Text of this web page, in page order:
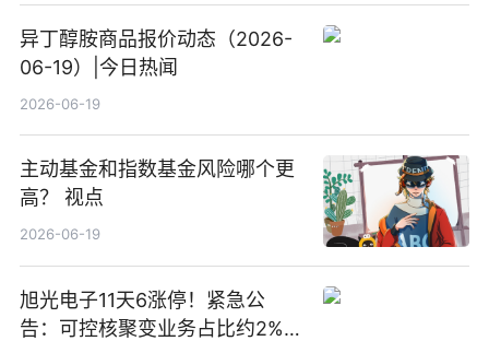
异丁醇胺商品报价动态（2026-
06-19）|今日热闻
2026-06-19
主动基金和指数基金风险哪个更
高？ 视点
2026-06-19
旭光电子11天6涨停！紧急公
告：可控核聚变业务占比约2%！